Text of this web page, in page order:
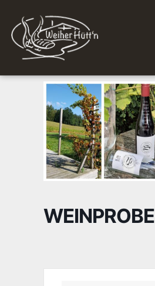
WEINPROBE